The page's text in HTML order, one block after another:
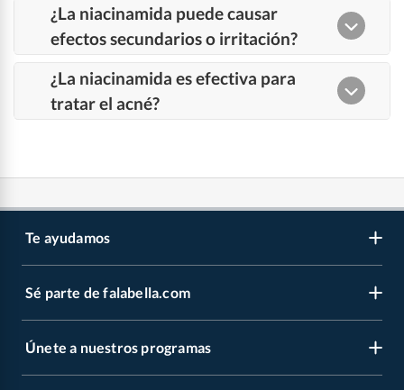
Te ayudamos
Venta telefónica
Sé parte de falabella.com
Vende en falabella.com
Únete a nuestros programas